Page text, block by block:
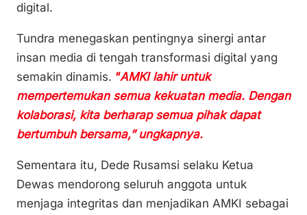
digital.
Tundra menegaskan pentingnya sinergi antar
insan media di tengah transformasi digital yang
semakin dinamis. “AMKI lahir untuk
mempertemukan semua kekuatan media. Dengan
kolaborasi, kita berharap semua pihak dapat
bertumbuh bersama,” ungkapnya.
Sementara itu, Dede Rusamsi selaku Ketua
Dewas mendorong seluruh anggota untuk
menjaga integritas dan menjadikan AMKI sebagai